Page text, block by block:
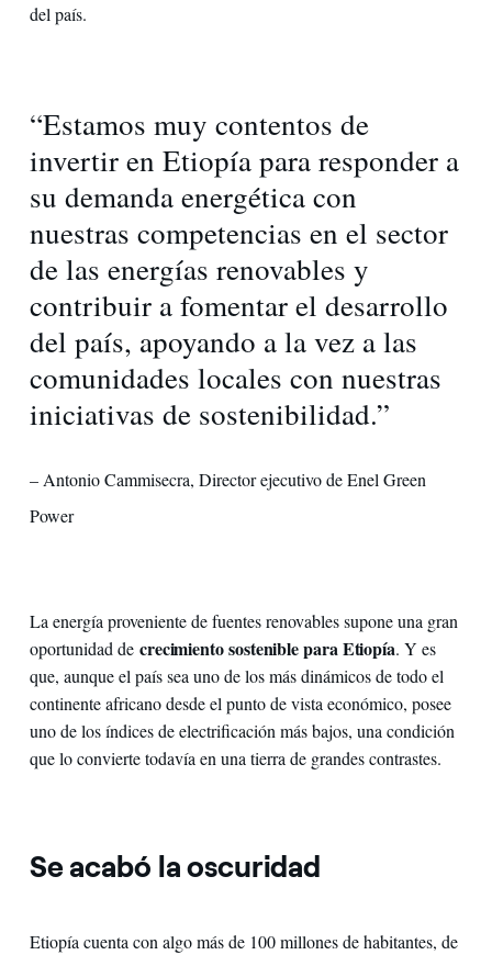
del país.
“Estamos muy contentos de
invertir en Etiopía para responder a
su demanda energética con
nuestras competencias en el sector
de las energías renovables y
contribuir a fomentar el desarrollo
del país, apoyando a la vez a las
comunidades locales con nuestras
iniciativas de sostenibilidad.”
– Antonio Cammisecra, Director ejecutivo de Enel Green
Power
La energía proveniente de fuentes renovables supone una gran
oportunidad de crecimiento sostenible para Etiopía. Y es
que, aunque el país sea uno de los más dinámicos de todo el
continente africano desde el punto de vista económico, posee
uno de los índices de electrificación más bajos, una condición
que lo convierte todavía en una tierra de grandes contrastes.
Se acabó la oscuridad
Etiopía cuenta con algo más de 100 millones de habitantes, de